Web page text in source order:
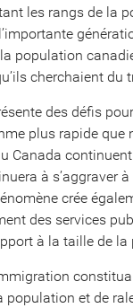
les rangs de la
population
cherchaient du
des défis
plus rapide
Canada
à s’aggraver
crée
des services
à la taille de la
population et de